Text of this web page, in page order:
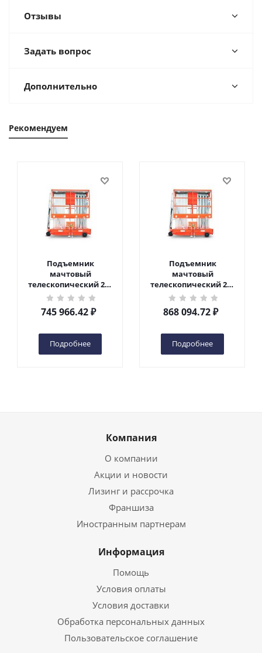
Отзывы
Задать вопрос
Дополнительно
Рекомендуем
Подъемник
мачтовый
телескопический 200
кг 10 м TOR GTWY10-
200S DC 2-мачтовый
(автономный) (N) в
745 966.42₽
Подробнее
Подъемник
мачтовый
телескопический 200
кг 12 м TOR GTWY12-
200S DC 2-мачтовый
(автономный) (N) в
868 094.72₽
Подробнее
Компания
О компании
Акции и новости
Лизинг и рассрочка
Франшиза
Иностранным партнерам
Информация
Помощь
Условия оплаты
Условия доставки
Обработка персональных данных
Пользовательское соглашение